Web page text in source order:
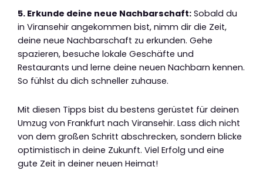
5. Erkunde deine neue Nachbarschaft: Sobald du
in Viransehir angekommen bist, nimm dir die Zeit,
deine neue Nachbarschaft zu erkunden. Gehe
spazieren, besuche lokale Geschäfte und
Restaurants und lerne deine neuen Nachbarn kennen.
So fühlst du dich schneller zuhause.
Mit diesen Tipps bist du bestens gerüstet für deinen
Umzug von Frankfurt nach Viransehir. Lass dich nicht
von dem großen Schritt abschrecken, sondern blicke
optimistisch in deine Zukunft. Viel Erfolg und eine
gute Zeit in deiner neuen Heimat!